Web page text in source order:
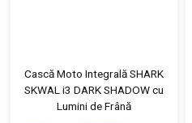
Cască Moto Integrală SHARK
SKWAL i3 DARK SHADOW cu
Lumini de Frână